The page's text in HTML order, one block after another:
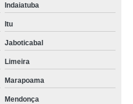
Indaiatuba
Itu
Jaboticabal
Limeira
Marapoama
Mendonça